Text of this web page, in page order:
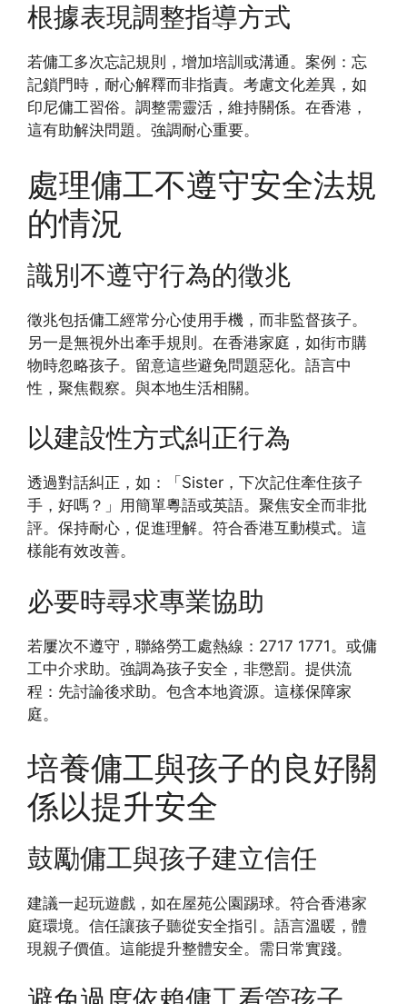
根據表現調整指導方式
若傭工多次忘記規則，增加培訓或溝通。案例：忘
記鎖門時，耐心解釋而非指責。考慮文化差異，如
印尼傭工習俗。調整需靈活，維持關係。在香港，
這有助解決問題。強調耐心重要。
處理傭工不遵守安全法規
的情況
識別不遵守行為的徵兆
徵兆包括傭工經常分心使用手機，而非監督孩子。
另一是無視外出牽手規則。在香港家庭，如街市購
物時忽略孩子。留意這些避免問題惡化。語言中
性，聚焦觀察。與本地生活相關。
以建設性方式糾正行為
透過對話糾正，如：「Sister，下次記住牽住孩子
手，好嗎？」用簡單粵語或英語。聚焦安全而非批
評。保持耐心，促進理解。符合香港互動模式。這
樣能有效改善。
必要時尋求專業協助
若屢次不遵守，聯絡勞工處熱線：2717 1771。或傭
工中介求助。強調為孩子安全，非懲罰。提供流
程：先討論後求助。包含本地資源。這樣保障家
庭。
培養傭工與孩子的良好關
係以提升安全
鼓勵傭工與孩子建立信任
建議一起玩遊戲，如在屋苑公園踢球。符合香港家
庭環境。信任讓孩子聽從安全指引。語言溫暖，體
現親子價值。這能提升整體安全。需日常實踐。